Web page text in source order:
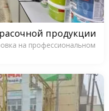
продукции
на профессиональном